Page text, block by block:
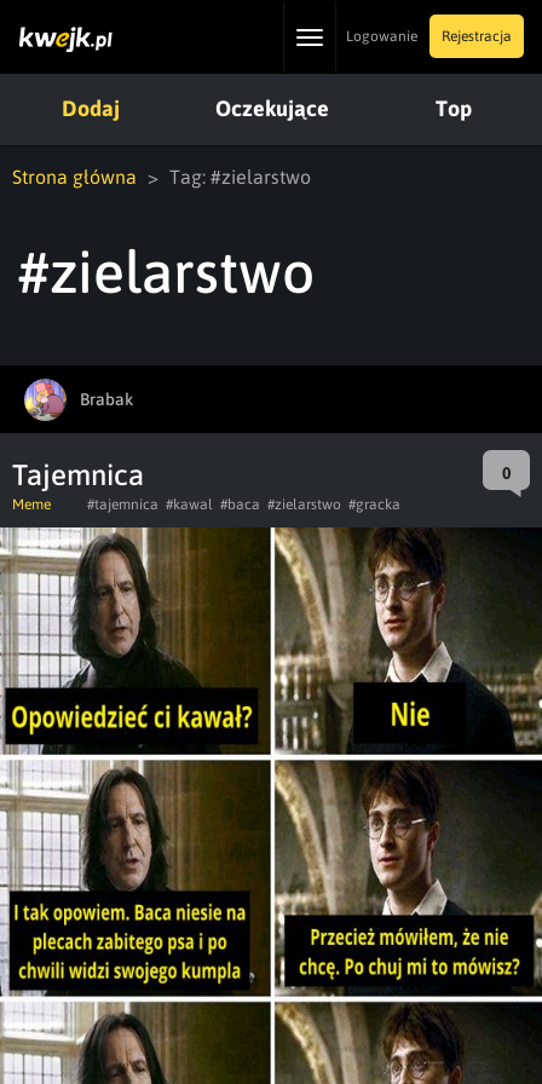
ToggleLogowanie Rejestracja
Dodaj Oczekujące Top
Strona główna Tag: #zielarstwo
#zielarstwo
Brabak
Tajemnica 0
Meme #tajemnica #kawal #baca #zielarstwo #gracka